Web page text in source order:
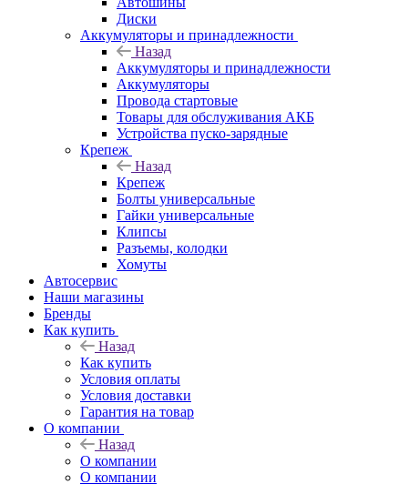
Диски
Аккумуляторы и принадлежности
Назад
Аккумуляторы и принадлежности
Аккумуляторы
Провода стартовые
Товары для обслуживания АКБ
Устройства пуско-зарядные
Крепеж
Назад
Крепеж
Болты универсальные
Гайки универсальные
Клипсы
Разъемы, колодки
Хомуты
Автосервис
Наши магазины
Бренды
Как купить
Назад
Как купить
Условия оплаты
Условия доставки
Гарантия на товар
О компании
Назад
О компании
О компании